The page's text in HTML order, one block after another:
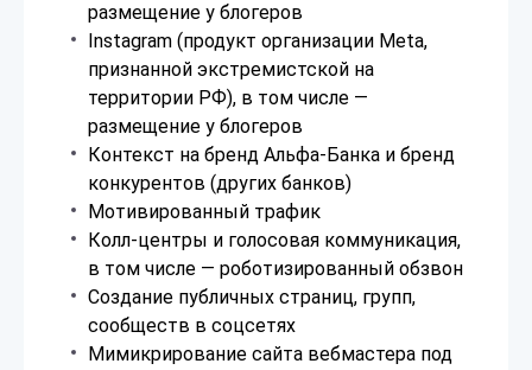
размещение у блогеров
Instagram (продукт организации Meta,
признанной экстремистской на
территории РФ), в том числе —
размещение у блогеров
Контекст на бренд Альфа-Банка и бренд
конкурентов (других банков)
Мотивированный трафик
Колл-центры и голосовая коммуникация,
в том числе — роботизированный обзвон
Создание публичных страниц, групп,
сообществ в соцсетях
Мимикрирование сайта вебмастера под